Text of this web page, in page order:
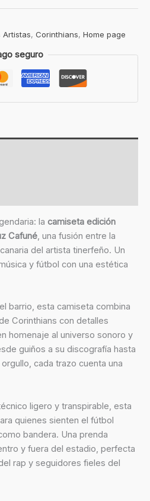
Artistas, Corinthians, Home page
seguro
la camiseta edición
Cafuné, una fusión entre la
del artista tinerfeño. Un
y fútbol con una estética
barrio, esta camiseta combina
Corinthians con detalles
homenaje al universo sonoro y
guiños a su discografía hasta
cada trazo cuenta una
ligero y transpirable, esta
quienes sienten el fútbol
bandera. Una prenda
y fuera del estadio, perfecta
rap y seguidores fieles del